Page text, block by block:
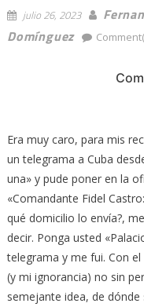
julio 26, 2023
Domínguez
Era muy caro, para mis
un telegrama a Cuba
una» y pude poner en la
«Comandante Fidel
qué domicilio lo envía?,
decir. Ponga usted
telegrama y me fui. Con
(y mi ignorancia) no sin
semejante idea, de